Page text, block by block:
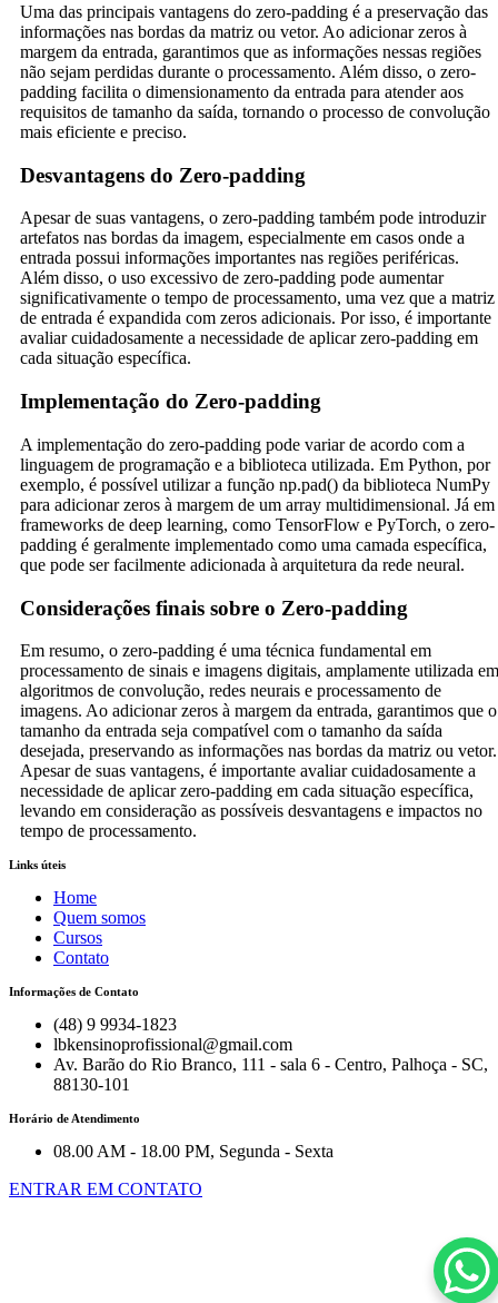
Uma das principais vantagens do zero-padding é a preservação das
informações nas bordas da matriz ou vetor. Ao adicionar zeros à
margem da entrada, garantimos que as informações nessas regiões
não sejam perdidas durante o processamento. Além disso, o zero-
padding facilita o dimensionamento da entrada para atender aos
requisitos de tamanho da saída, tornando o processo de convolução
mais eficiente e preciso.
Desvantagens do Zero-padding
Apesar de suas vantagens, o zero-padding também pode introduzir
artefatos nas bordas da imagem, especialmente em casos onde a
entrada possui informações importantes nas regiões periféricas.
Além disso, o uso excessivo de zero-padding pode aumentar
significativamente o tempo de processamento, uma vez que a matriz
de entrada é expandida com zeros adicionais. Por isso, é importante
avaliar cuidadosamente a necessidade de aplicar zero-padding em
cada situação específica.
Implementação do Zero-padding
A implementação do zero-padding pode variar de acordo com a
linguagem de programação e a biblioteca utilizada. Em Python, por
exemplo, é possível utilizar a função np.pad() da biblioteca NumPy
para adicionar zeros à margem de um array multidimensional. Já em
frameworks de deep learning, como TensorFlow e PyTorch, o zero-
padding é geralmente implementado como uma camada específica,
que pode ser facilmente adicionada à arquitetura da rede neural.
Considerações finais sobre o Zero-padding
Em resumo, o zero-padding é uma técnica fundamental em
processamento de sinais e imagens digitais, amplamente utilizada em
algoritmos de convolução, redes neurais e processamento de
imagens. Ao adicionar zeros à margem da entrada, garantimos que o
tamanho da entrada seja compatível com o tamanho da saída
desejada, preservando as informações nas bordas da matriz ou vetor.
Apesar de suas vantagens, é importante avaliar cuidadosamente a
necessidade de aplicar zero-padding em cada situação específica,
levando em consideração as possíveis desvantagens e impactos no
tempo de processamento.
Links úteis
Home
Quem somos
Cursos
Contato
Informações de Contato
(48) 9 9934-1823
lbkensinoprofissional@gmail.com
Av. Barão do Rio Branco, 111 - sala 6 - Centro, Palhoça - SC,
88130-101
Horário de Atendimento
08.00 AM - 18.00 PM, Segunda - Sexta
ENTRAR EM CONTATO